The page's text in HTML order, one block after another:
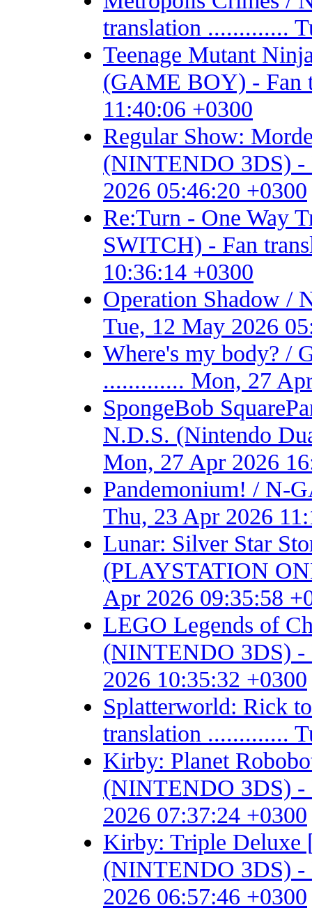
translation .............
Teenage Mutant
(GAME BOY) - Fan
11:40:06 +0300
Regular Show:
(NINTENDO 3DS) -
2026 05:46:20 +0300
Re:Turn - One Way
SWITCH) - Fan
10:36:14 +0300
Operation Shadow
Tue, 12 May 2026
Where's my body? /
............. Mon, 27
SpongeBob
N.D.S. (Nintendo
Mon, 27 Apr 2026
Pandemonium! / N-
Thu, 23 Apr 2026
Lunar: Silver Star
(PLAYSTATION
Apr 2026 09:35:58
LEGO Legends of
(NINTENDO 3DS) -
2026 10:35:32 +0300
Splatterworld: Rick
translation .............
Kirby: Planet
(NINTENDO 3DS) -
2026 07:37:24 +0300
Kirby: Triple
(NINTENDO 3DS) -
2026 06:57:46 +0300